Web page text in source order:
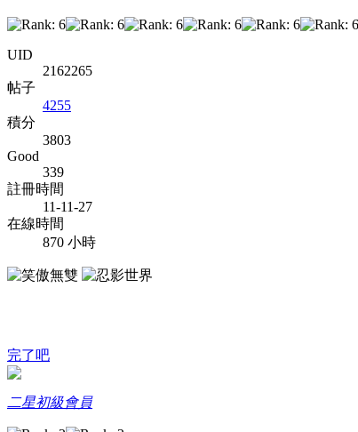
UID
2162265
帖子
4255
積分
3803
Good
339
註冊時間
11-11-27
在線時間
870 小時
完了吧
二星初級會員